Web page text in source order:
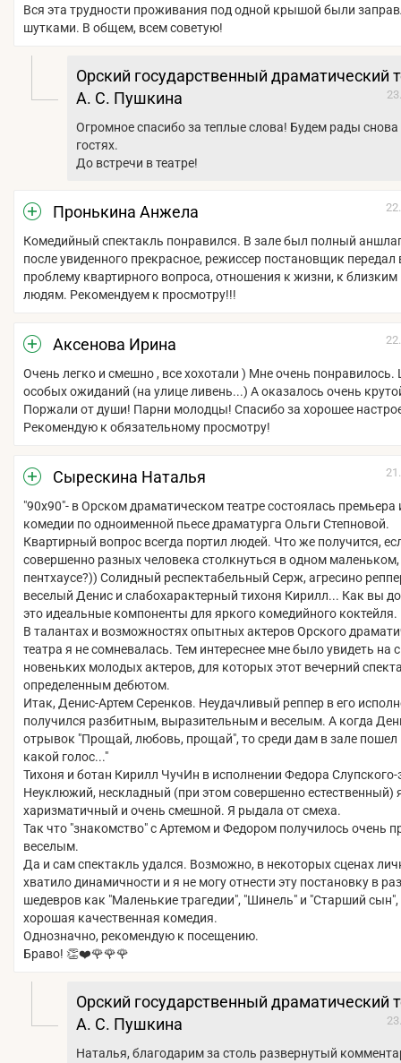
Вся эта трудности проживания под одной крышой были
шутками. В общем, всем советую!
Орский государственный драматический
А. С. Пушкина
Огромное спасибо за теплые слова! Будем рады снова
гостях.
До встречи в театре!
Пронькина Анжела
Комедийный спектакль понравился. В зале был полный
после увиденного прекрасное, режиссер постановщик передал
проблему квартирного вопроса, отношения к жизни, к
людям. Рекомендуем к просмотру!!!
Аксенова Ирина
Очень легко и смешно , все хохотали ) Мне очень понравилось.
особых ожиданий (на улице ливень...) А оказалось очень
Поржали от души! Парни молодцы! Спасибо за хорошее
Рекомендую к обязательному просмотру!
Сырескина Наталья
"90х90"- в Орском драматическом театре состоялась премьера
комедии по одноименной пьесе драматурга Ольги Степновой.
Квартирный вопрос всегда портил людей. Что же получится,
совершенно разных человека столкнуться в одном
пентхаусе?)) Солидный респектабельный Серж, агресино
веселый Денис и слабохарактерный тихоня Кирилл... Как вы
это идеальные компоненты для яркого комедийного коктейля.
В талантах и возможностях опытных актеров Орского
театра я не сомневалась. Тем интереснее мне было увидеть на
новеньких молодых актеров, для которых этот вечерний
определенным дебютом.
Итак, Денис-Артем Серенков. Неудачливый реппер в его
получился разбитным, выразительным и веселым. А когда
отрывок "Прощай, любовь, прощай", то среди дам в зале пошел
какой голос..."
Тихоня и ботан Кирилл ЧучИн в исполнении Федора Слупского-
Неуклюжий, нескладный (при этом совершенно естественный)
харизматичный и очень смешной. Я рыдала от смеха.
Так что "знакомство" с Артемом и Федором получилось очень
веселым.
Да и сам спектакль удался. Возможно, в некоторых сценах
хватило динамичности и я не могу отнести эту постановку в
шедевров как "Маленькие трагедии", "Шинель" и "Старший сын",
хорошая качественная комедия.
Однозначно, рекомендую к посещению.
Браво! 👏❤️🌹🌹🌹
Орский государственный драматический
А. С. Пушкина
Наталья, благодарим за столь развернутый